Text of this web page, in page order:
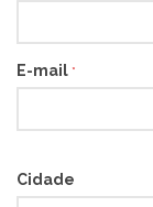
E-mail *
Cidade